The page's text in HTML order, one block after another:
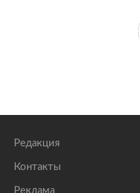
Редакция
Контакты
Реклама